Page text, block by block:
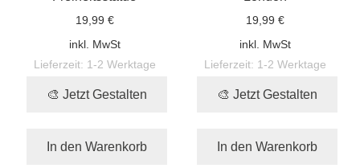
19,99 €
inkl. MwSt
Lieferzeit: 1-2 Werktage
🎨 Jetzt Gestalten
In den Warenkorb
19,99 €
inkl. MwSt
Lieferzeit: 1-2 Werktage
🎨 Jetzt Gestalten
In den Warenkorb